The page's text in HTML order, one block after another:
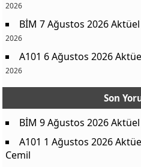
2026
BİM 7 Ağustos 2026
2026
A101 6 Ağustos 2026
2026
Son
BİM 9 Ağustos 2026
A101 1 Ağustos 2026
Cemil